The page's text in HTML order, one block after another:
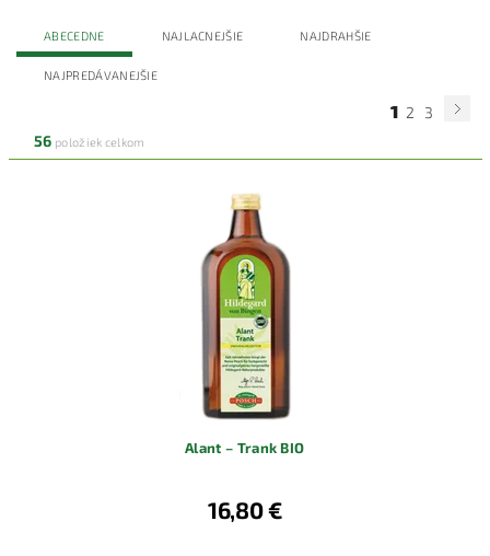
ABECEDNE NAJLACNEJŠIE NAJDRAHŠIE
NAJPREDÁVANEJŠIE
1 2
3
56 položiek celkom
Alant – Trank BIO
16,80 €